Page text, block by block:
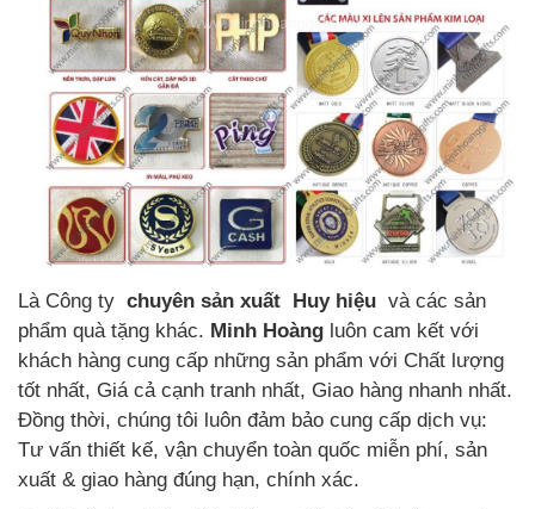
Là Công ty chuyên sản xuất Huy hiệu và các sản
phẩm quà tặng khác. Minh Hoàng luôn cam kết với
khách hàng cung cấp những sản phẩm với Chất lượng
tốt nhất, Giá cả cạnh tranh nhất, Giao hàng nhanh nhất.
Đồng thời, chúng tôi luôn đảm bảo cung cấp dịch vụ:
Tư vấn thiết kế, vận chuyển toàn quốc miễn phí, sản
xuất & giao hàng đúng hạn, chính xác.